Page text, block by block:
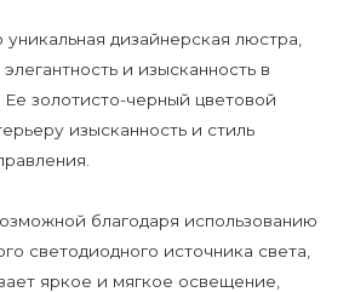
уникальная дизайнерская люстра,
и изысканность в
золотисто-черный цветовой
изысканность и стиль
благодаря использованию
светодиодного источника света,
яркое и мягкое освещение,